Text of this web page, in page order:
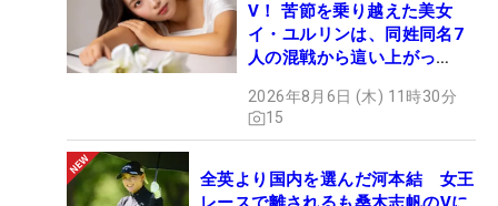
V！ 苦節を乗り越えた美女
イ・ユルリンは、同姓同名7
人の混戦から這い上がっ
2026年8月6日 (木) 11時30分
15
全英より国内を選んだ河本結 女王